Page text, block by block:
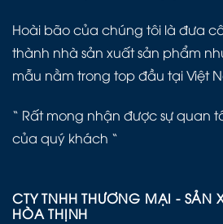
Hoài bão của chúng tôi là đưa
thành nhà sản xuất sản phẩm
mẫu nằm trong top đầu tại Việt
“ Rất mong nhận được sự quan
của quý khách “
CTY TNHH THƯƠNG MẠI - SẢN
HÒA THỊNH